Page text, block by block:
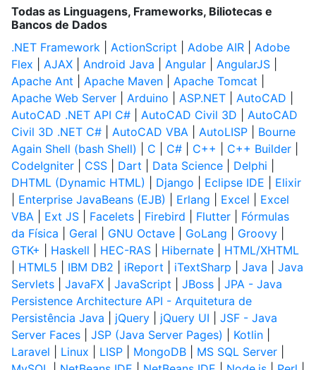
Todas as Linguagens, Frameworks, Biliotecas e
Bancos de Dados
.NET Framework
ActionScript Adobe AIR
Adobe
Flex
AJAX Android Java Angular AngularJS
Apache Ant
Apache Maven Apache Tomcat
Apache Web Server
Arduino ASP.NET AutoCAD
AutoCAD .NET API C#
AutoCAD Civil 3D
AutoCAD
Civil 3D .NET C#
AutoCAD VBA AutoLISP
Bourne
Again Shell (bash Shell)
C C# C++ C++ Builder
CodeIgniter
CSS Dart Data Science Delphi
DHTML (Dynamic HTML)
Django Eclipse IDE
Elixir
Enterprise JavaBeans (EJB) Erlang Excel
Excel
VBA
Ext JS Facelets Firebird Flutter
Fórmulas
da Física
Geral GNU Octave GoLang Groovy
GTK+
Haskell HEC-RAS Hibernate
HTML/XHTML
HTML5 IBM DB2 iReport iTextSharp Java
Java
Servlets
JavaFX JavaScript JBoss
JPA - Java
Persistence Architecture API - Arquitetura de
Persistência Java
jQuery jQuery UI
JSF - Java
Server Faces
JSP (Java Server Pages) Kotlin
Laravel
Linux LISP MongoDB MS SQL Server